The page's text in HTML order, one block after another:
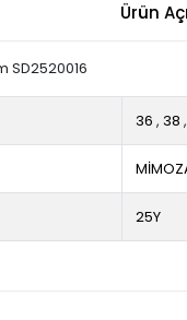
Ürün
SD2520016
36 ,38 ,
25Y